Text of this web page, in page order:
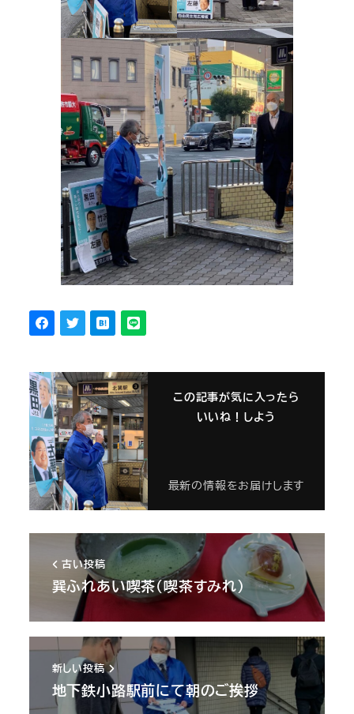
この記事が気に入ったら
いいね！しよう
最新の情報をお届けします
古い投稿
巽ふれあい喫茶（喫茶すみれ）
新しい投稿
地下鉄小路駅前にて朝のご挨拶